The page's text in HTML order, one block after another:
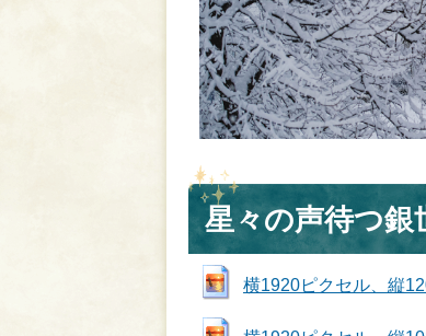
星々の声待つ銀
横1920ピクセル、縦